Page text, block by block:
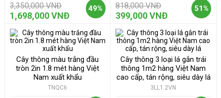
49%
3,350,000 VNĐ
1,698,000 VNĐ
51%
818,000 VNĐ
399,000 VNĐ
Cây thông màu trắng đầu
tròn 2in 1.8 mét hàng Việt
Nam xuất khẩu
TNQC6
Cây thông 3 loại lá gắn trái
thông 1m2 hàng Việt Nam
cao cấp, tán rộng, siêu dày lá
3LL1.2VN